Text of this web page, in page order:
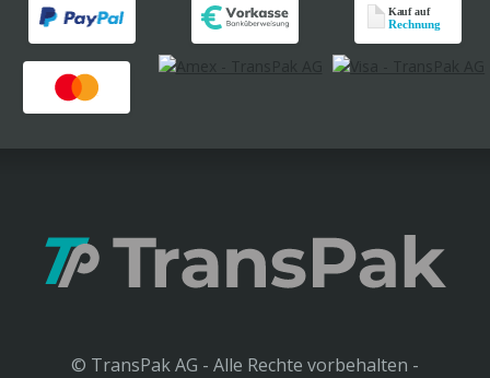
© TransPak AG - Alle Rechte vorbehalten -